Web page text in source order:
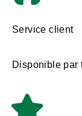
Service client
Disponible par